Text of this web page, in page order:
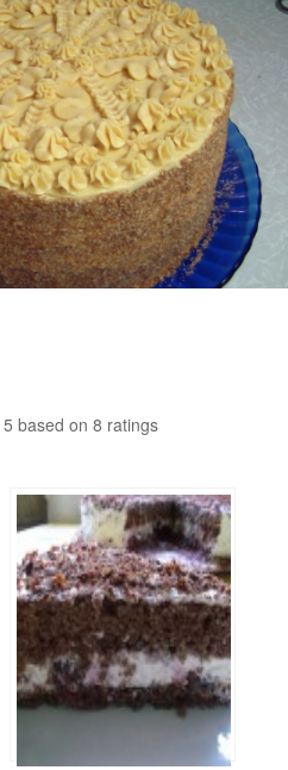
5 based on 8 ratings